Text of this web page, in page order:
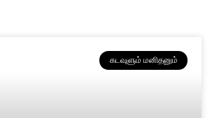
கடவுளும் மனிதனும்